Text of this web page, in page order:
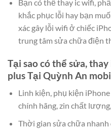
Bạn có thể thay ic wifi,
khắc phục lỗi hay bạn
xác gây lỗi wifi ở chiếc
trung tâm sửa chữa điện
Tại sao có thể sửa,
plus Tại Quỳnh An
Linh kiện, phụ kiện
chính hãng, zin chất
Thời gian sửa chữa